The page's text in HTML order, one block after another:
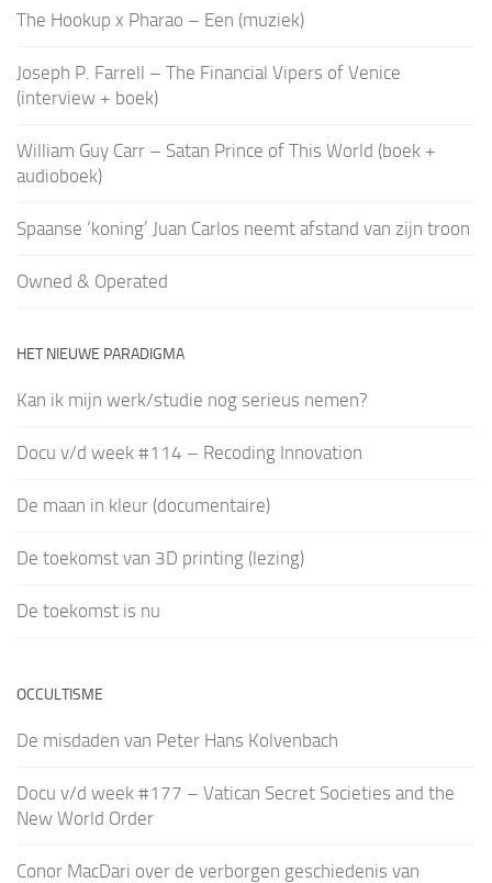
The Hookup x Pharao – Een (muziek)
Joseph P. Farrell – The Financial Vipers of Venice
(interview + boek)
William Guy Carr – Satan Prince of This World (boek +
audioboek)
Spaanse ‘koning’ Juan Carlos neemt afstand van zijn troon
Owned & Operated
HET NIEUWE PARADIGMA
Kan ik mijn werk/studie nog serieus nemen?
Docu v/d week #114 – Recoding Innovation
De maan in kleur (documentaire)
De toekomst van 3D printing (lezing)
De toekomst is nu
OCCULTISME
De misdaden van Peter Hans Kolvenbach
Docu v/d week #177 – Vatican Secret Societies and the
New World Order
Conor MacDari over de verborgen geschiedenis van